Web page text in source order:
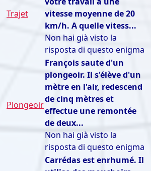
Trajet
vitesse moyenne de 20
km/h. A quelle vitess...
Non hai già visto la
risposta di questo enigma
Plongeoir
François saute d'un
plongeoir. Il s'élève d'un
mètre en l'air, redescend
de cinq mètres et
effectue une remontée
de deux...
Non hai già visto la
risposta di questo enigma
Carrédas est enrhumé. Il